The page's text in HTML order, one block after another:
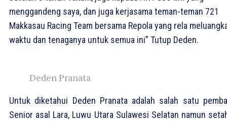
menggandeng saya, dan juga kerjasama teman-teman 721
Makkasau Racing Team bersama Repola yang rela
waktu dan tenaganya untuk semua ini” Tutup Deden.
Deden Pranata
Untuk diketahui Deden Pranata adalah salah satu
Senior asal Lara, Luwu Utara Sulawesi Selatan namun